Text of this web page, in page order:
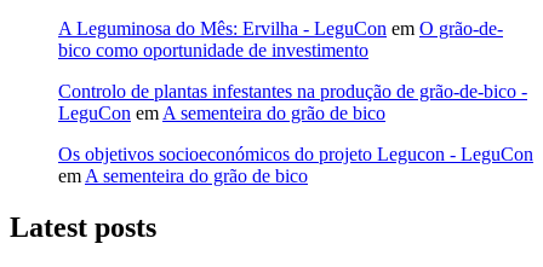
A Leguminosa do Mês: Ervilha - LeguCon em O grão-de-
bico como oportunidade de investimento
Controlo de plantas infestantes na produção de grão-de-bico -
LeguCon em A sementeira do grão de bico
Os objetivos socioeconómicos do projeto Legucon - LeguCon
em A sementeira do grão de bico
Latest posts